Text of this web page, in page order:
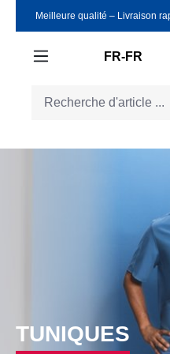
Passer au contenu principal
Meilleure qualité ‒ Livraison
FR-FR
TUNIQUES